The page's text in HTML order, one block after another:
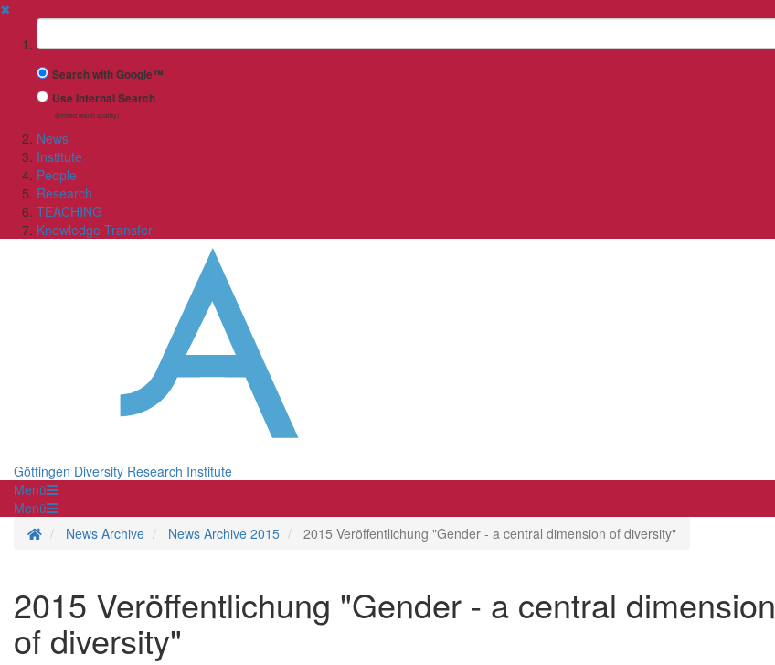
✖
Suchbegriff
Search with Google™
Use Internal Search
(limited result quality)
News
Institute
People
Research
TEACHING
Knowledge Transfer
Göttingen Diversity Research Institute
Menü
Menü
Homepage
News Archive News Archive 2015 2015 Veröffentlichung "Gender - a central dimension of diversity"
2015 Veröffentlichung "Gender - a central dimension
of diversity"